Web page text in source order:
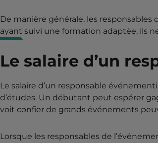
De manière générale, les
ayant suivi une formation adaptée, ils
Le salaire d’un
Le salaire d’un responsable
d’études. Un débutant peut espérer
voit confier de grands événements
Lorsque les responsables de